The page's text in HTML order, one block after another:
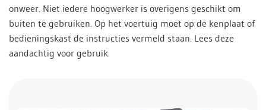
onweer. Niet iedere hoogwerker is overigens geschikt om
buiten te gebruiken. Op het voertuig moet op de kenplaat of
bedieningskast de instructies vermeld staan. Lees deze
aandachtig voor gebruik.